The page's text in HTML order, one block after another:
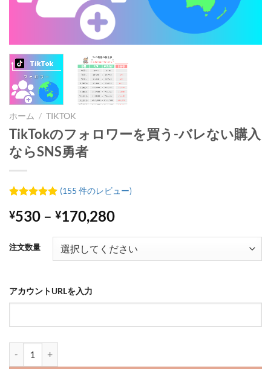
ホーム / TIKTOK
TikTokのフォロワーを買う-バレない購入
ならSNS勇者
者評価に
基づく5段
うち、4.92
点
(155 件のレビュー)
¥530 – ¥170,280価
帯:
¥530
注文数量
アカウントURLを入力